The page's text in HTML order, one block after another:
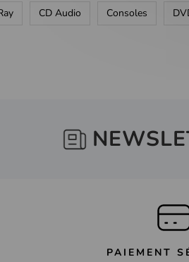
CD Audio Consoles
PAIEMENT